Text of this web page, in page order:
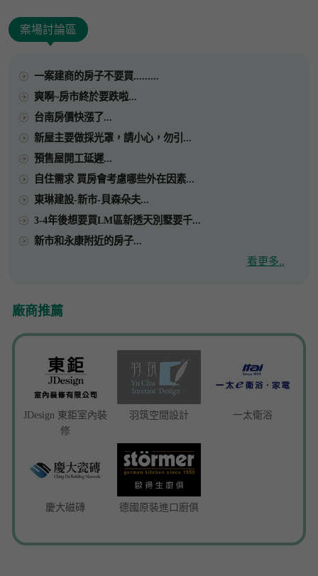
案場討論區
一案建商的房子不要買.........
爽啊~房市終於要跌啦...
台南房價快漲了...
新屋主要做採光罩，請小心，勿引...
預售屋開工延遲...
自住需求 買房會考慮哪些外在因素...
東琳建設-新市-貝森朵夫...
3-4年後想要買LM區新透天別墅要千...
新市和永康附近的房子...
看更多..
廠商推薦
JDesign 東鉅室內裝
修
羽筑空間設計 一太衛浴
慶大磁磚 德國原裝進口廚俱